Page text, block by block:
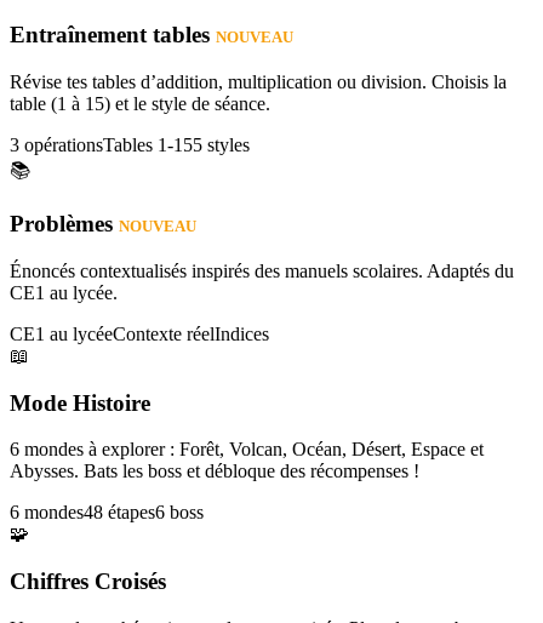
Entraînement tables NOUVEAU
Révise tes tables d’addition, multiplication ou division. Choisis la
table (1 à 15) et le style de séance.
3 opérationsTables 1-155 styles
📚
Problèmes NOUVEAU
Énoncés contextualisés inspirés des manuels scolaires. Adaptés du
CE1 au lycée.
CE1 au lycéeContexte réelIndices
📖
Mode Histoire
6 mondes à explorer : Forêt, Volcan, Océan, Désert, Espace et
Abysses. Bats les boss et débloque des récompenses !
6 mondes48 étapes6 boss
🧩
Chiffres Croisés